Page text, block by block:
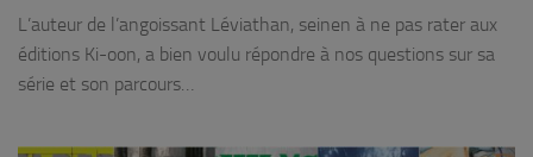
L’auteur de l’angoissant Léviathan, seinen à ne pas rater aux
éditions Ki-oon, a bien voulu répondre à nos questions sur sa
série et son parcours…